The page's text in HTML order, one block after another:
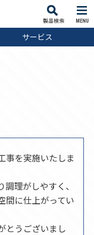
MENU
サービス
事を実施いたしま
理がしやすく、
間に仕上がってい
とうございまし